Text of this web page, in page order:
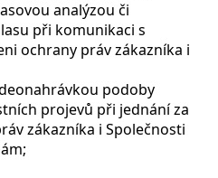
analýzou či
při komunikaci s
ochrany práv zákazníka i
podoby
projevů při jednání za
zákazníka i Společnosti